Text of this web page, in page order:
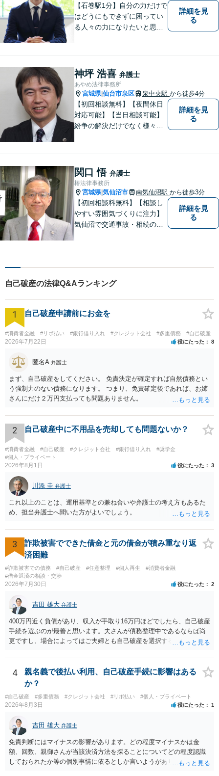
【石巻駅1分】自分の力だけで
はどうにもできずに困ってい
る人々の力になりたいと思い
決ができるよう、サポートい
たします。ぜひ一度ご相談く
ださい。
詳細を見
る
神坪 浩喜 弁護士
あやめ法律事務所
宮城県|仙台市泉区 泉中央駅 から徒歩4分
【初回相談無料】【夜間休日
対応可能】【当日相談可能】
紛争の解決だけでなく様々な
是非一度ご相談ください。
詳細を見
る
関口 悟 弁護士
椿法律事務所
宮城県|気仙沼市 南気仙沼駅 から徒歩3分
【初回相談料無料】【相談し
やすい雰囲気づくりに注力】
気仙沼で交通事故・相続のこ
婚・刑事事件のご相談にも対
応します。【南気仙沼駅3分】
詳細を見
る
自己破産の法律Q&Aランキング
1 自己破産申請前にお金を
#消費者金融 #リボ払い #銀行借り入れ #クレジット会社 #多重債務 #自己破産
2026年7月22日 役にたった 8
匿名A 弁護士
まず、自己破産をしてください。 免責決定が確定すれば自然債務とい
う強制力のない債務になります。 つまり、免責確定後であれば、お姉
さんにだけ２万円支払っても問題ありません。
2 自己破産中に不用品を売却しても問題ないか？
#消費者金融 #自己破産 #クレジット会社 #銀行借り入れ
#奨学金
#個人・プライベート
2026年8月1日 役にたった 3
川添 圭 弁護士
これ以上のことは、運用基準との兼ね合いや弁護士の考え方もあるた
め、担当弁護士へ聞いた方がよいでしょう。
3
詐欺被害でできた借金と元の借金が積み重なり返
済困難
#詐欺被害での債務 #自己破産 #任意整理 #個人再生
#消費者金融
#借金返済の相談・交渉
2026年7月30日 役にたった 2
吉田 雄大 弁護士
400万円近く負債があり、収入が手取り16万円ほどでしたら、自己破産
手続を選ぶのが最善と思います。夫さんが債務整理中であるならば尚
更ですし、場合によってはご夫婦とも自己破産を選択する方法もある
4
親名義で後払い利用、自己破産手続に影響はある
か？
#自己破産 #多重債務 #クレジット会社 #リボ払い #個人・プライベート
2026年8月3日 役にたった 1
吉田 雄大 弁護士
免責判断にはマイナスの影響があります。どの程度マイナスかは金
額、回数、親御さんが当該決済方法を採ることについてどの程度認識
しておられたか等の個別事情に依るとしか言いようがありません。 と